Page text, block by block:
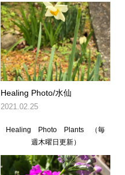
Healing Photo/水仙
2021.02.25
Healing Photo Plants （毎
週木曜日更新）